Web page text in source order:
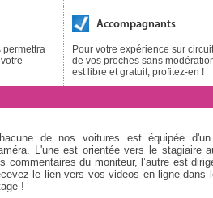
permettra
Accompagnants
Pour votre expérience sur
de vos proches sans
est libre et gratuit, profitez-en !
de nos voitures est équipée
L'une est orientée vers le stagiaire
commentaires du moniteur, l’autre est
le lien vers vos videos en ligne dans
!